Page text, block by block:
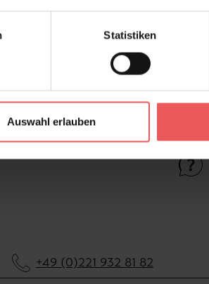
Statistiken
Auswahl erlauben
Trägermaterial:
FAQ
+49 (0)221 932 81 82